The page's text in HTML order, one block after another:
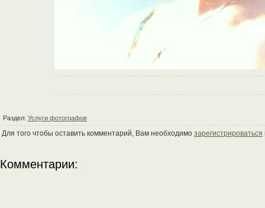
Раздел: Услуги фотографов
Для того чтобы оставить комментарий, Вам необходимо зарегистрироваться
Комментарии: